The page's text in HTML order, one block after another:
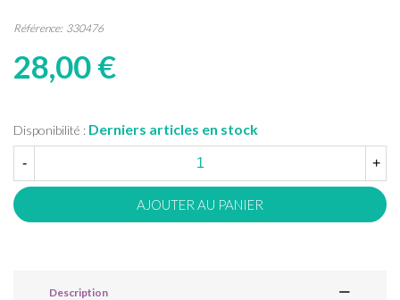
Référence: 330476
28,00 €
Disponibilité : Derniers articles en stock
- +
AJOUTER AU PANIER
Description